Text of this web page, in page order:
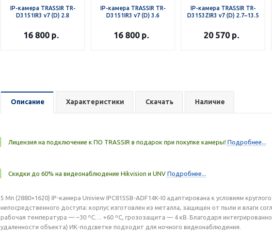
IP-камера TRASSIR TR-
D3151IR3 v7 (D) 2.8
16 800 р.
IP-камера TRASSIR TR-
D3151IR3 v7 (D) 3.6
16 800 р.
IP-камера TRASSIR TR-
D3153ZIR3 v7 (D) 2.7–13.5
20 570 р.
Описание Характеристики Скачать Наличие
Лицензия на подключение к ПО TRASSIR в подарок при покупке камеры! Подробнее...
Скидки до 60% на видеонаблюдение Hikvision и UNV Подробнее...
5 Мп (2880×1620) IP-камера Uniview IPC815SB-ADF14K-I0 адаптирована к условиям
непосредственного доступа: корпус изготовлен из металла, защищен от пыли и влаги
рабочая температура — –30 ºС… +60 ºС, грозозащита — 4 кВ. Благодаря
удаленности объекта) ИК-подсветке подходит для ночного видеонаблюдения.